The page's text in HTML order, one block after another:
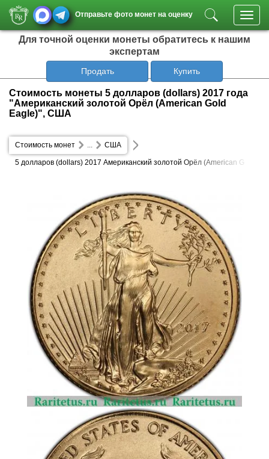
Отправьте фото монет на оценку
Для точной оценки монеты обратитесь к нашим
экспертам
Продать Купить
Стоимость монеты 5 долларов (dollars) 2017 года
"Американский золотой Орёл (American Gold
Eagle)", США
Стоимость монет США
...
5 долларов (dollars) 2017 Американский золотой Орёл (American G